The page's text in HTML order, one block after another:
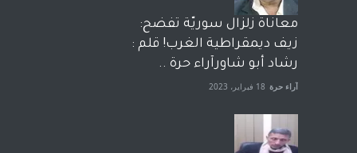
معاناة زلزال سوريّة تفضح:
زيف ديمقراطية الغرب! قلم :
رشاد أبو شاورآراء حرة ..
آراء حرة 18 فبراير، 2023